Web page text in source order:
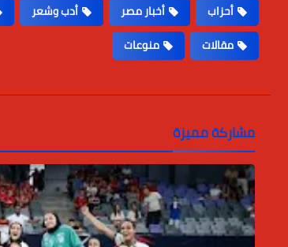
أحزاب أخبار مصر أدب وشعر
مقالات
منوعات
مشاركة مميزة